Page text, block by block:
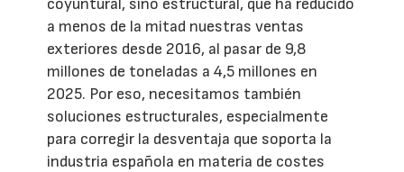
coyuntural, sino estructural, que ha reducido
a menos de la mitad nuestras ventas
exteriores desde 2016, al pasar de 9,8
millones de toneladas a 4,5 millones en
2025. Por eso, necesitamos también
soluciones estructurales, especialmente
para corregir la desventaja que soporta la
industria española en materia de costes